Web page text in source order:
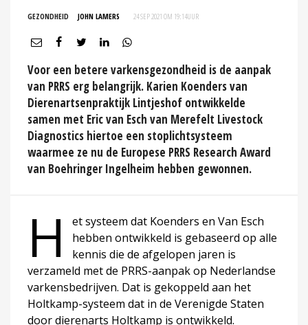
GEZONDHEID JOHN LAMERS 24 SEP 2021 OM 19:14UUR
Voor een betere varkensgezondheid is de aanpak
van PRRS erg belangrijk. Karien Koenders van
Dierenartsenpraktijk Lintjeshof ontwikkelde
samen met Eric van Esch van Merefelt Livestock
Diagnostics hiertoe een stoplichtsysteem
waarmee ze nu de Europese PRRS Research Award
van Boehringer Ingelheim hebben gewonnen.
H
et systeem dat Koenders en Van Esch
hebben ontwikkeld is gebaseerd op alle
kennis die de afgelopen jaren is
verzameld met de PRRS-aanpak op Nederlandse
varkensbedrijven. Dat is gekoppeld aan het
Holtkamp-systeem dat in de Verenigde Staten
door dierenarts Holtkamp is ontwikkeld.